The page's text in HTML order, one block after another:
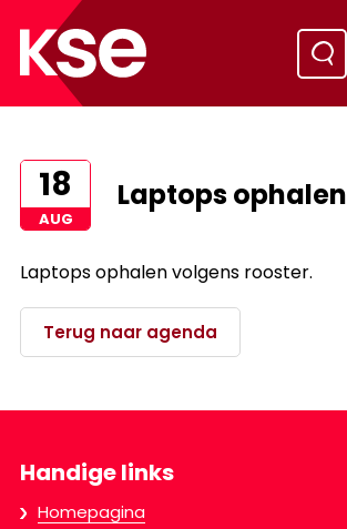
18
AUG
Laptops ophalen
Laptops ophalen volgens rooster.
Terug naar agenda
Handige links
Homepagina